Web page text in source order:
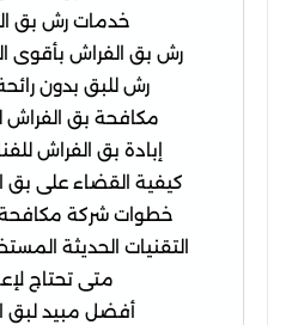
خدمات رش بق
رش بق الفراش بأقوى
رش للبق بدون
مكافحة بق الفراش
إبادة بق الفراش
كيفية القضاء على بق
خطوات شركة مكافحة
التقنيات الحديثة
متى تحتاج
أفضل مبيد لبق